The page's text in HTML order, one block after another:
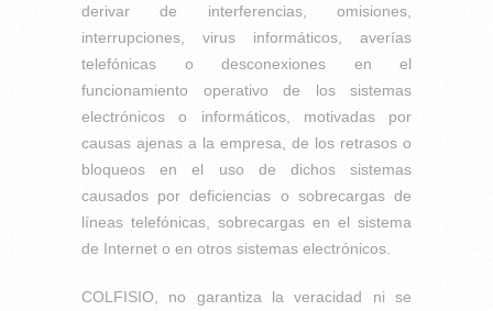
derivar de interferencias, omisiones,
interrupciones, virus informáticos, averías
telefónicas o desconexiones en el
funcionamiento operativo de los sistemas
electrónicos o informáticos, motivadas por
causas ajenas a la empresa, de los retrasos o
bloqueos en el uso de dichos sistemas
causados por deficiencias o sobrecargas de
líneas telefónicas, sobrecargas en el sistema
de Internet o en otros sistemas electrónicos.
COLFISIO, no garantiza la veracidad ni se